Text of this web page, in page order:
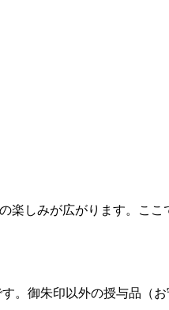
楽しみが広がります。こ
。御朱印以外の授与品（